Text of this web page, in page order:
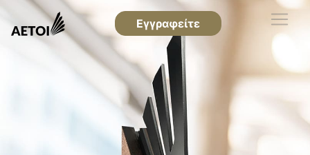
Εγγραφείτε